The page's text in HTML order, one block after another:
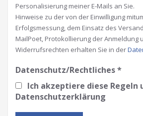
Personalisierung meiner E-Mails an Sie.
Hinweise zu der von der Einwilligung
Erfolgsmessung, dem Einsatz des
MailPoet, Protokollierung der Anmeldung
Widerrufsrechten erhalten Sie in der
Datenschutz/Rechtliches*
Ich akzeptiere diese Regeln
Datenschutzerklärung